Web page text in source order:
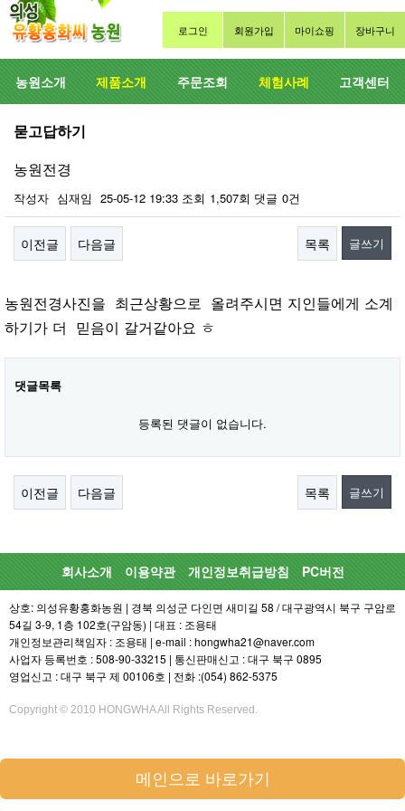
로그인 회원가입 마이쇼핑 장바구니
농원소개 제품소개 주문조회 체험사례 고객센터
묻고답하기
농원전경
작성자 심재임 25-05-12 19:33 조회 1,507회 댓글 0건
이전글 다음글 목록 글쓰기
농원전경사진을 최근상황으로 올려주시면 지인들에게 소계
하기가 더 믿음이 갈거같아요 ㅎ
댓글목록
등록된 댓글이 없습니다.
이전글 다음글 목록 글쓰기
회사소개 이용약관 개인정보취급방침 PC버전
상호: 의성유황홍화농원 | 경북 의성군 다인면 새미길 58 / 대구광역시 북구 구암로
54길 3-9, 1층 102호(구암동) | 대표 : 조용태
개인정보관리책임자 : 조용태 | e-mail : hongwha21@naver.com
사업자 등록번호 : 508-90-33215 | 통신판매신고 : 대구 북구 0895
영업신고 : 대구 북구 제 00106호 | 전화 :(054) 862-5375
Copyright © 2010 HONGWHA All Rights Reserved.
메인으로 바로가기